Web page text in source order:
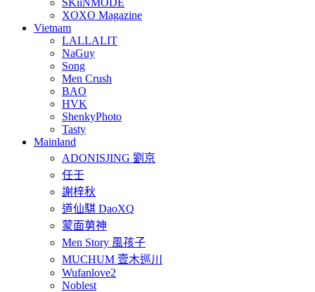
SKiiNMODE
XOXO Magazine
Vietnam
LALLALIT
NaGuy
Song
Men Crush
BAO
HVK
ShenkyPhoto
Tasty
Mainland
ADONISJING 劉京
任壬
謝梓秋
道仙騏 DaoXQ
蒙面莮神
Men Story 風孩子
MUCHUM 壹木巡川
Wufanlove2
Noblest